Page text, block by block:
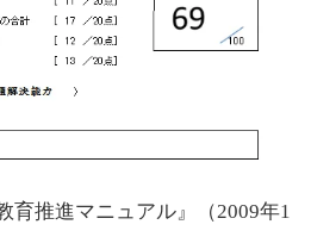
推進マニュアル』（2009年1